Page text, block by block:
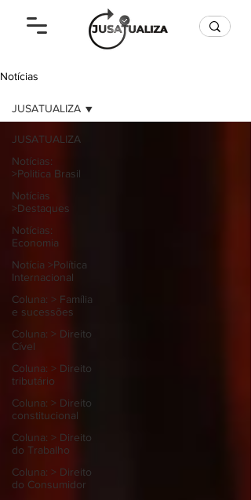
Notícias
JUSATUALIZA
Notícias:
>Politica Brasil
Notícias
>Destaques
Notícias:
Economia
Notícia >Política
Internacional
Coluna: > Família
e sucessões
Coluna: > Direito
Cível
Coluna: > Direito
tributário
Coluna: > Direito
constitucional
Coluna: > Direito
do Trabalho
Coluna: > Direito
do Consumidor
JUSATUALIZA